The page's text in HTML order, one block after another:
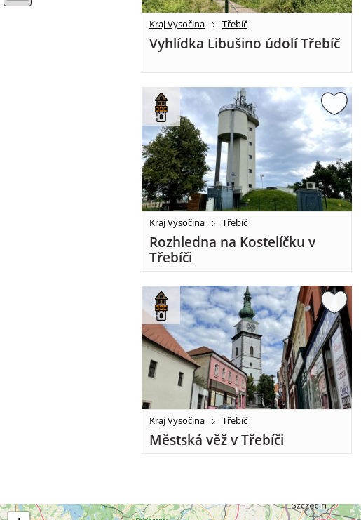
Kraj Vysočina Třebíč
Vyhlídka Libušino údolí Třebíč
Kraj Vysočina Třebíč
Rozhledna na Kostelíčku v
Třebíči
Kraj Vysočina Třebíč
Městská věž v Třebíči